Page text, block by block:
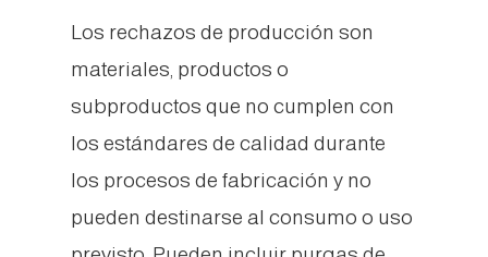
Los rechazos de producción son
materiales, productos o
subproductos que no cumplen con
los estándares de calidad durante
los procesos de fabricación y no
pueden destinarse al consumo o uso